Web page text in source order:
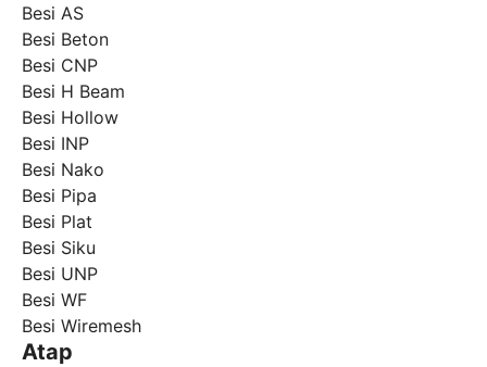
Besi AS
Besi Beton
Besi CNP
Besi H Beam
Besi Hollow
Besi INP
Besi Nako
Besi Pipa
Besi Plat
Besi Siku
Besi UNP
Besi WF
Besi Wiremesh
Atap